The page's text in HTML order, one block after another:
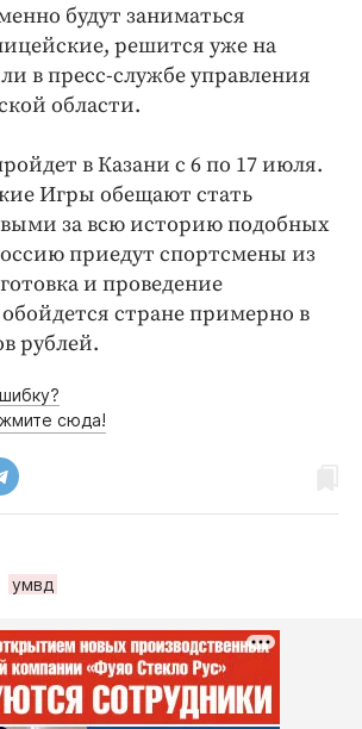
года
будут заниматься
решится уже на
в пресс-службе управления
области.
в Казани с 6 по 17 июля.
Игры обещают стать
за всю историю подобных
приедут спортсмены из
и проведение
стране примерно в
рублей.
сюда!
умвд